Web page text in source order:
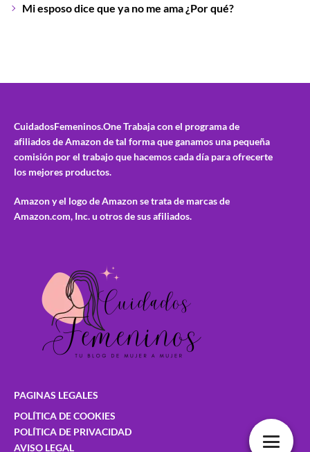
Mi esposo dice que ya no me ama ¿Por qué?
CuidadosFemeninos.OneTrabaja con el programa de
afiliados de Amazon de tal forma que ganamos una pequeña
comisión por el trabajo que hacemos cada día para ofrecerte
los mejores productos.
Amazon y el logo de Amazon se trata de marcas de
Amazon.com, Inc. u otros de sus afiliados.
PAGINAS LEGALES
POLÍTICA DE COOKIES
POLÍTICA DE PRIVACIDAD
AVISO LEGAL